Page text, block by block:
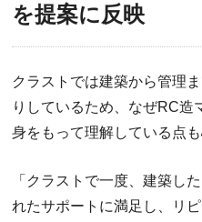
を提案に反映
クラストでは建築から管理
りしているため、なぜRC造
身をもって理解している点も
「クラストで一度、建築し
れたサポートに満足し、リ